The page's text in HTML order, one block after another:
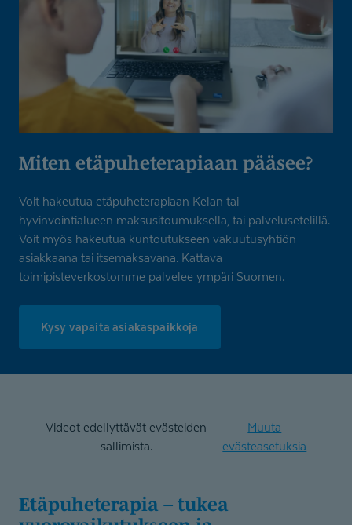
Miten etäpuhete­rapiaan pääsee?
Voit hakeutua etäpuheterapiaan Kelan tai
hyvinvointialueen maksusitoumuksella, tai palvelusetelillä.
Voit myös hakeutua kuntoutukseen vakuutusyhtiön
asiakkaana tai itsemaksavana. Kattava
toimipisteverkostomme palvelee ympäri Suomen.
Kysy vapaita asiakaspaikkoja
Videot edellyttävät evästeiden
sallimista.
Muuta
evästeasetuksia
Etäpuheterapia – tukea